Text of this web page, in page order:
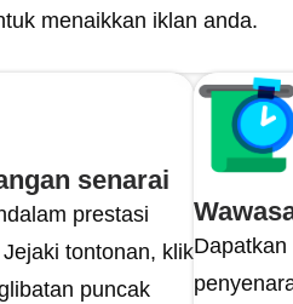
menaikkan iklan anda.
senarai
prestasi
tontonan, klik
puncak